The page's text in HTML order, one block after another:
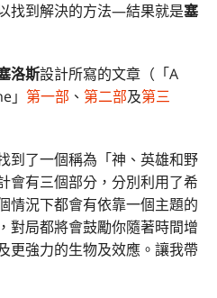
找到解決的方法—結果就是塞
洛斯設計所寫的文章（「A
」第一部 、第二部及第三
到了一個稱為「神、英雄和野
會有三個部分，分別利用了希
情況下都會有依靠一個主題的
對局都將會鼓勵你隨著時間增
更強力的生物及效應。讓我帶